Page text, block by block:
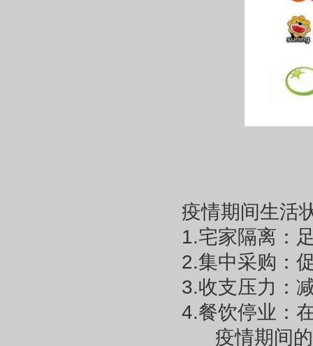
疫情期间生活
1.宅家隔离：
2.集中采购：
3.收支压力：
4.餐饮停业：
疫情期间的